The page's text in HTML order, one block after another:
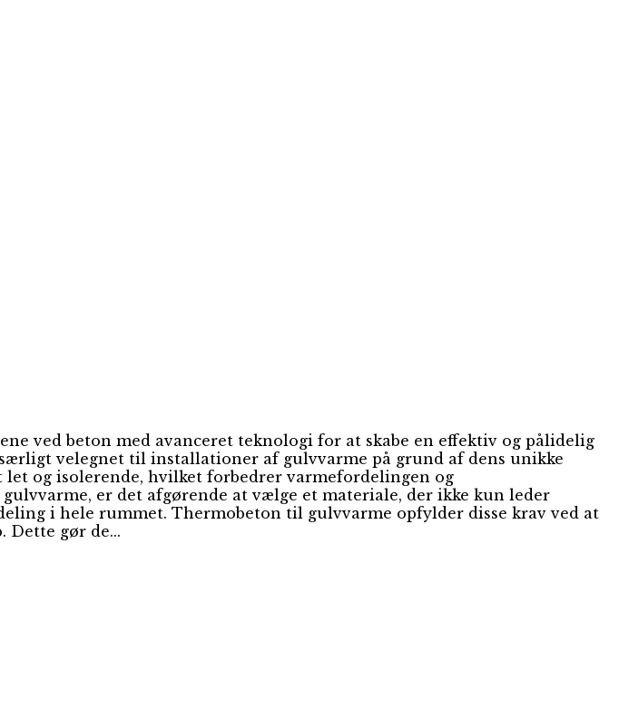
ved beton med avanceret teknologi for at skabe en effektiv og pålidelig
velegnet til installationer af gulvvarme på grund af dens unikke
og isolerende, hvilket forbedrer varmefordelingen og
er det afgørende at vælge et materiale, der ikke kun leder
i hele rummet. Thermobeton til gulvvarme opfylder disse krav ved at
Dette gør de...